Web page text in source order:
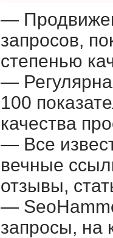
—
запросов,
степенью
—
100
качества
— Все
вечные
отзывы,
—
запросы, на